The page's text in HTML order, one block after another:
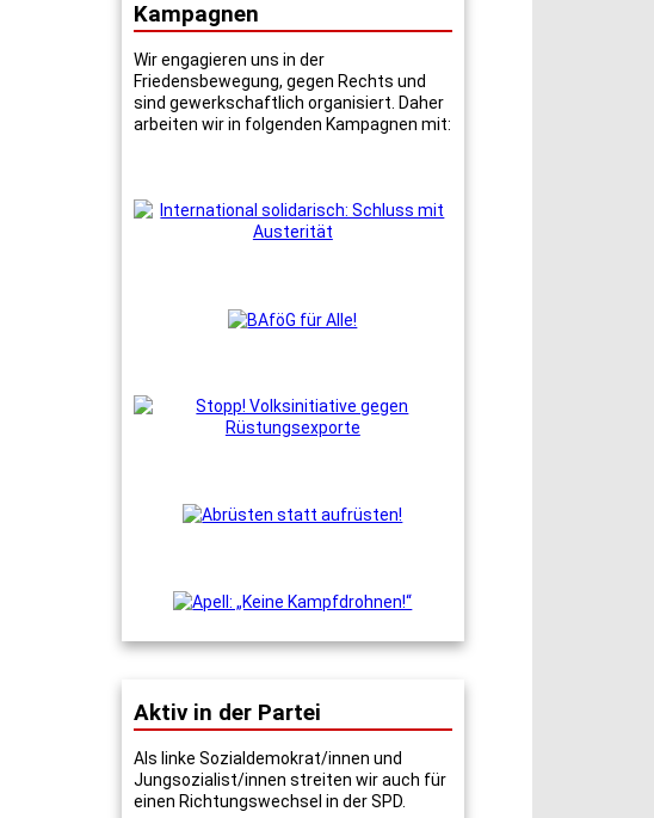
Kampagnen
Wir engagieren uns in der
Friedensbewegung, gegen Rechts und
sind gewerkschaftlich organisiert. Daher
arbeiten wir in folgenden Kampagnen mit:
Aktiv in der Partei
Als linke Sozialdemokrat/innen und
Jungsozialist/innen streiten wir auch für
einen Richtungswechsel in der SPD.